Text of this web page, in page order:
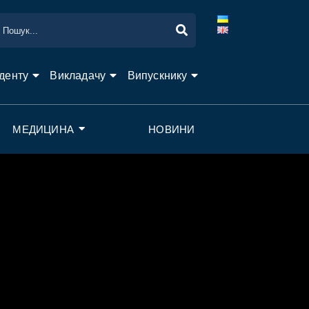
Викладачу Випускнику
МЕДИЦИНА НОВИНИ